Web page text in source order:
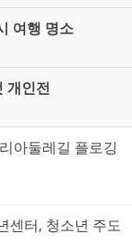
여행 명소
개인전
아둘레길 플로깅
센터, 청소년 주도